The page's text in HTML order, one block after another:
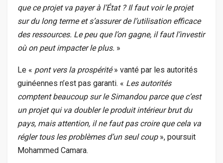
que ce projet va payer à l’État ? Il faut voir le projet
sur du long terme et s’assurer de l’utilisation efficace
des ressources. Le peu que l’on gagne, il faut l’investir
où on peut impacter le plus. »
Le « pont vers la prospérité» vanté par les autorités
guinéennes n’est pas garanti. « Les autorités
comptent beaucoup sur le Simandou parce que c’est
un projet qui va doubler le produit intérieur brut du
pays, mais attention, il ne faut pas croire que cela va
régler tous les problèmes d’un seul coup», poursuit
Mohammed Camara.